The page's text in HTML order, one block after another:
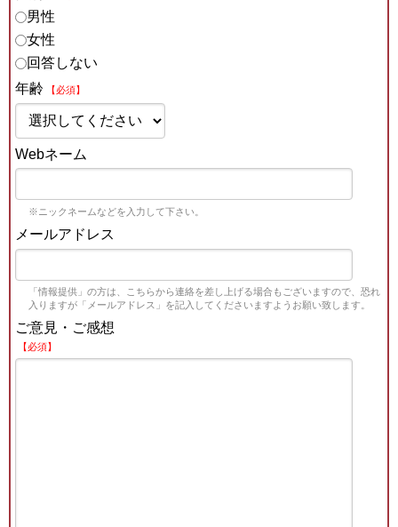
男性
女性
回答しない
年齢
【必須】
Webネーム
※ニックネームなどを入力して下さい。
メールアドレス
「情報提供」の方は、こちらから連絡を差し上げる場合もございますので、恐れ
入りますが「メールアドレス」を記入してくださいますようお願い致します。
ご意見・ご感想
【必須】